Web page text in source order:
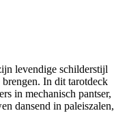
levendige schilderstijl
In dit tarotdeck
in mechanisch pantser,
dansend in paleiszalen,